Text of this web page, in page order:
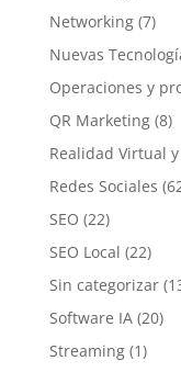
Networking(7)
Nuevas
Operaciones y
QR Marketing(8)
Realidad Virtual
Redes Sociales
SEO (22)
SEO Local (22)
Sin categorizar
Software IA(20)
Streaming(1)